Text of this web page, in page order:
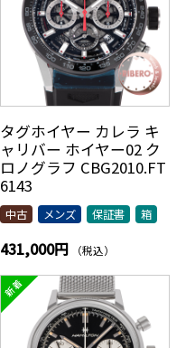
タグホイヤー カレラ キ
ャリバー ホイヤー02 ク
ロノグラフ CBG2010.FT
6143
中古 メンズ 保証書 箱
431,000円 （税込）